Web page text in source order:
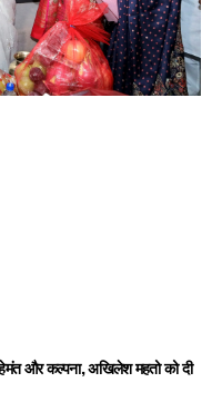
हेमंत और कल्पना, अखिलेश महतो को दी